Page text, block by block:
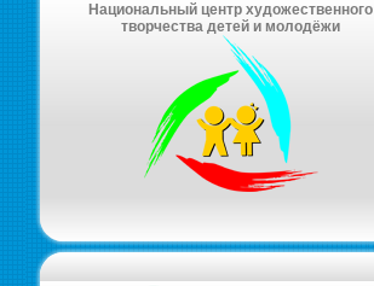
Национальный центр художественного
творчества детей и молодёжи